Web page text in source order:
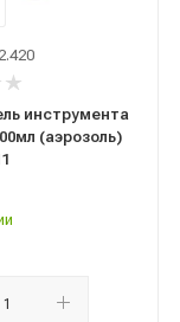
инструмента
(аэрозоль)